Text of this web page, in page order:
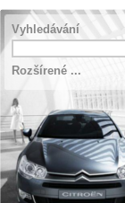
Vyhledávání
Rozšírené ...